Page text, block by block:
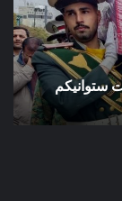
آغاز سال تحصیلی
با حضورشهردار